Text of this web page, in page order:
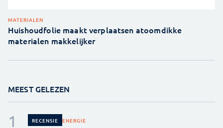
MATERIALEN
Huishoudfolie maakt verplaatsen atoomdikke
materialen makkelijker
MEEST GELEZEN
RECENSIE ENERGIE